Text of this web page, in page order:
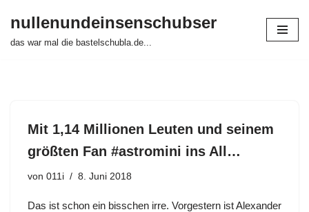
Zum
nullenundeinsenschubser
das war mal die bastelschubla.de...
Mit 1,14 Millionen Leuten und seinem
größten Fan #astromini ins All…
von 011i 8. Juni 2018
Das ist schon ein bisschen irre. Vorgestern ist Alexander